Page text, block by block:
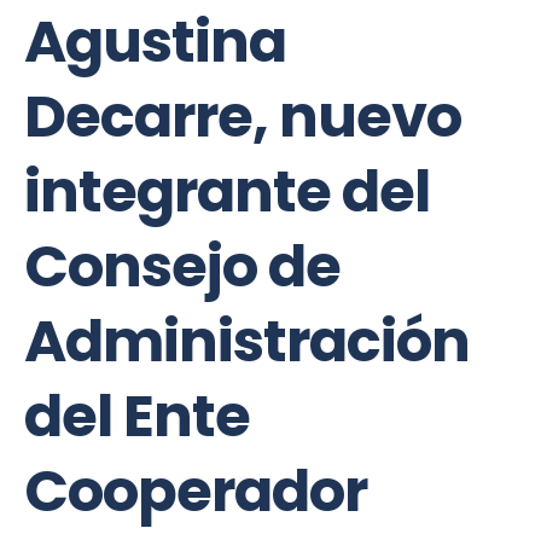
Agustina
Decarre, nuevo
integrante del
Consejo de
Administración
del Ente
Cooperador